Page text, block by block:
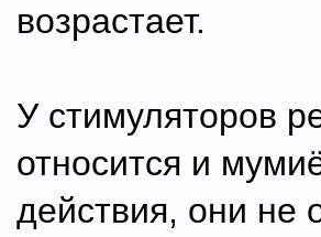
возрастает.
У стимуляторов
относится и
действия, они не